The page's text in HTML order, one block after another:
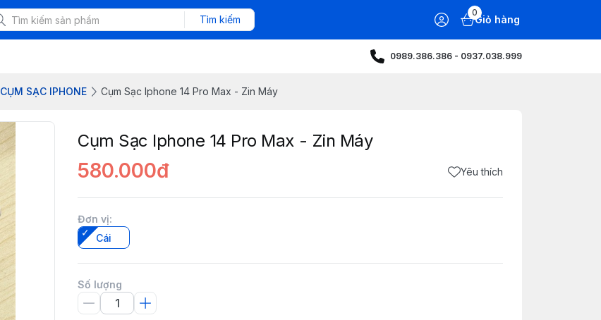
Tìm kiếm
0
Giỏ hàng
0989.386.386 - 0937.038.999
CỤM SẠC IPHONE Cụm Sạc Iphone 14 Pro Max - Zin Máy
Cụm Sạc Iphone 14 Pro Max - Zin Máy
580.000đ Yêu thích
Đơn vị:
Cái
Số lượng